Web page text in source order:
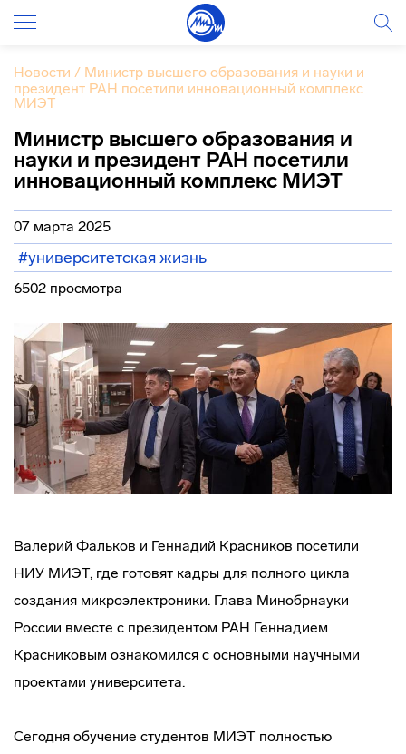
Новости / Министр высшего образования и науки и
президент РАН посетили инновационный комплекс
МИЭТ
Министр высшего образования и
науки и президент РАН посетили
инновационный комплекс МИЭТ
07 марта 2025
#университетская жизнь
6502 просмотра
Валерий Фальков и Геннадий Красников посетили
НИУ МИЭТ, где готовят кадры для полного цикла
создания микроэлектроники. Глава Минобрнауки
России вместе с президентом РАН Геннадием
Красниковым ознакомился с основными научными
проектами университета.
Сегодня обучение студентов МИЭТ полностью